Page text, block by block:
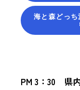
海と森どっ
PM 3：30 県